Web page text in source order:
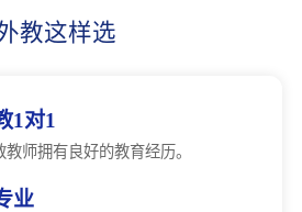
教这样选
1对1
教师拥有良好的教育经历。
业